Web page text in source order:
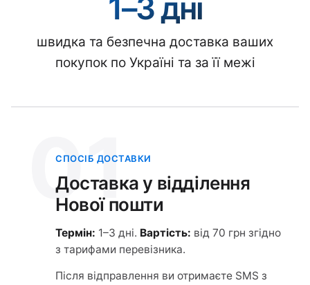
1–3 дні
швидка та безпечна доставка ваших
покупок по Україні та за її межі
01
СПОСІБ ДОСТАВКИ
Доставка у відділення
Нової пошти
Термін: 1–3 дні. Вартість: від 70 грн згідно
з тарифами перевізника.
Після відправлення ви отримаєте SMS з